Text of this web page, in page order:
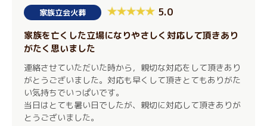
家族立会火葬 5.0
家族を亡くした立場になりやさしく対応して頂きあり
がたく思いました
連絡させていただいた時から，親切な対応をして頂きあり
がとうございました。対応も早くして頂きとてもありがた
い気持ちでいっぱいです。
当日はとても暑い日でしたが、親切に対応して頂きありが
とうございました。